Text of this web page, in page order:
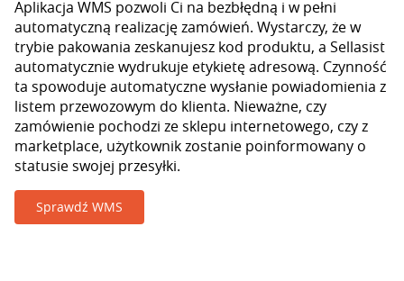
Aplikacja WMS pozwoli Ci na bezbłędną i w pełni
automatyczną realizację zamówień. Wystarczy, że w
trybie pakowania zeskanujesz kod produktu, a Sellasist
automatycznie wydrukuje etykietę adresową. Czynność
ta spowoduje automatyczne wysłanie powiadomienia z
listem przewozowym do klienta. Nieważne, czy
zamówienie pochodzi ze sklepu internetowego, czy z
marketplace, użytkownik zostanie poinformowany o
statusie swojej przesyłki.
Sprawdź WMS